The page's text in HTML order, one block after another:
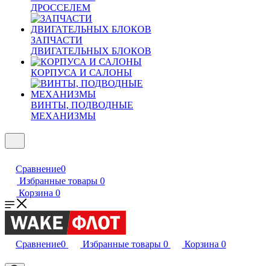
ДРОССЕЛЕМ
ЗАПЧАСТИ
ДВИГАТЕЛЬНЫХ БЛОКОВ
КОРПУСА И САЛОНЫ
ВИНТЫ, ПОДВОДНЫЕ
МЕХАНИЗМЫ
Сравнение0
Избранные товары 0
Корзина 0
Сравнение0 Избранные товары 0 Корзина 0